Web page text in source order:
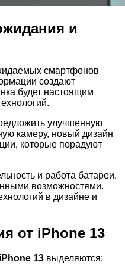
и
смартфонов
создают
будет настоящим
улучшенную
камеру, новый дизайн
которые порадуют
и работа батареи.
возможностями.
в дизайне и
от iPhone 13
iPhone 13 выделяются: